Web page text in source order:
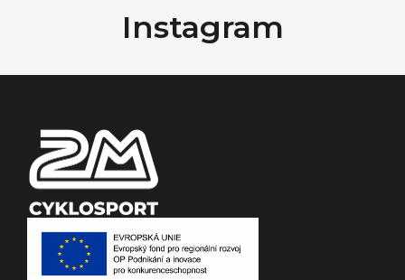
t
Instagram